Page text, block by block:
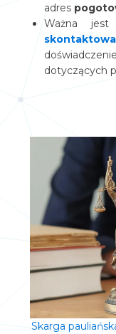
adres
Ważna
dotyczących
Skarga